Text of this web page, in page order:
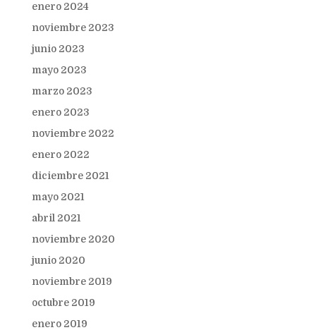
enero 2024
noviembre 2023
junio 2023
mayo 2023
marzo 2023
enero 2023
noviembre 2022
enero 2022
diciembre 2021
mayo 2021
abril 2021
noviembre 2020
junio 2020
noviembre 2019
octubre 2019
enero 2019